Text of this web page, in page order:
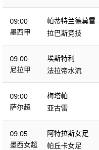
09:00
墨西甲
帕蒂特兰德莫雷洛
斯
拉巴斯竞技
09:00
尼拉甲
埃斯特利
法拉帝水流
09:00
萨尔超
梅塔帕
亚古雷
09:05
墨西女超
阿特拉斯女足
帕丘卡女足